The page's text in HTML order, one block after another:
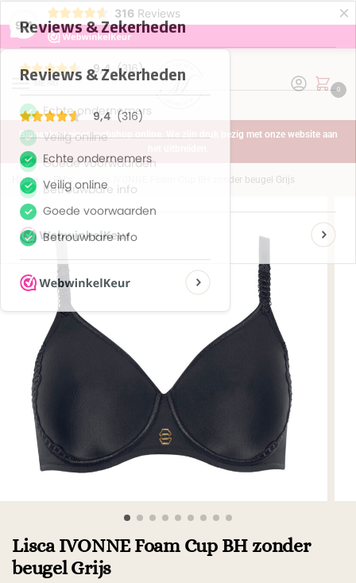
9,4
316 Reviews ×
MENU
0
Binnenkort eigen webshop online. We zijn druk bezig met onze website aan
Home BH's Lisca IVONNE Foam Cup BH zonder beugel Grijs
Lisca IVONNE Foam Cup BH zonder
beugel Grijs